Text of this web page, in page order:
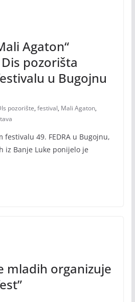
Agaton“
pozorišta
u Bugojnu
pozorište, festival, Mali Agaton,
festivalu 49. FEDRA u Bugojnu,
iz Banje Luke ponijelo je
mladih organizuje